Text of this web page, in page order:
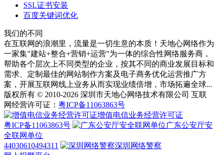
SSL证书安装
百度关键词优化
我们的不同
在互联网的浪潮里，流量是一切生意的本质！天地心网络作为
一家集"建站+整合+营销+运营"为一体的综合性网络服务商，
帮助各个层次上不同类型的企业，按其不同的商业发展目标和
需求、定制最佳的网站制作方案及电子商务优化运营推广方
案，开展互联网线上业务从而实现业绩倍增，市场拓遍全球...
版权所有 © 2010-2026 深圳市天地心网络技术有限公司 互联
网经营许可证： 粤ICP备11063863号
增值电信业务经营许可证
粤ICP备11063863号
广东公安厅安
全联网单位
44030610494311
深圳网络警察